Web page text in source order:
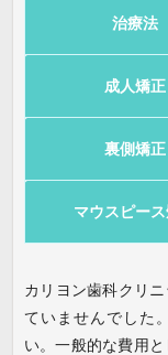
治療法
成人矯正
裏側矯正
マウスピー
カリヨン歯科クリ
ていませんでした
い。一般的な費用